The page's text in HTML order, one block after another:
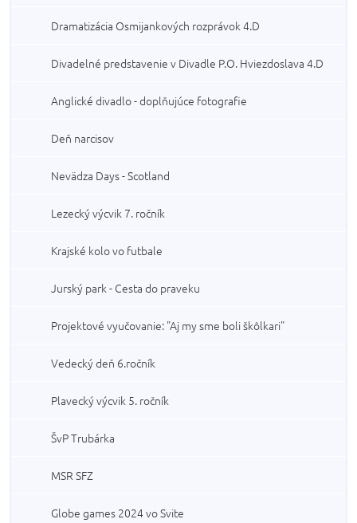
Dramatizácia Osmijankových rozprávok 4.D
Divadelné predstavenie v Divadle P.O. Hviezdoslava 4.D
Anglické divadlo - doplňujúce fotografie
Deň narcisov
Nevädza Days - Scotland
Lezecký výcvik 7. ročník
Krajské kolo vo futbale
Jurský park - Cesta do praveku
Projektové vyučovanie: "Aj my sme boli škôlkari"
Vedecký deň 6.ročník
Plavecký výcvik 5. ročník
ŠvP Trubárka
MSR SFZ
Globe games 2024 vo Svite